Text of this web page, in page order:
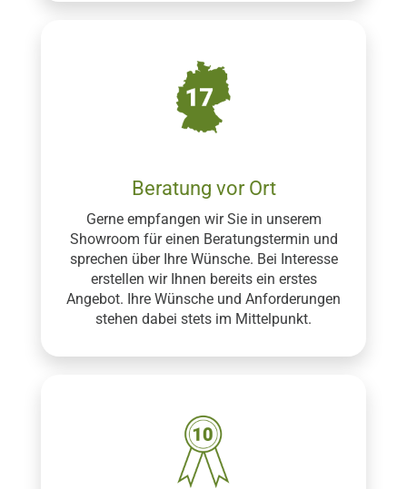
Beratung vor Ort
Gerne empfangen wir Sie in unserem
Showroom für einen Beratungstermin und
sprechen über Ihre Wünsche. Bei Interesse
erstellen wir Ihnen bereits ein erstes
Angebot. Ihre Wünsche und Anforderungen
stehen dabei stets im Mittelpunkt.